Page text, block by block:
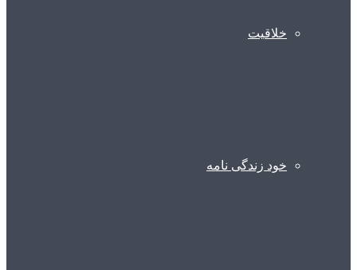
خلاقیت
خود زندگی نامه